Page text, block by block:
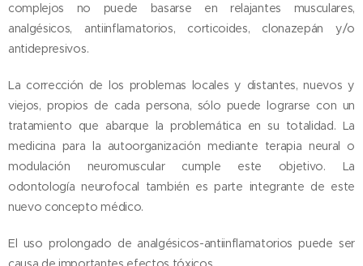
complejos no puede basarse en relajantes musculares,
analgésicos, antiinflamatorios, corticoides, clonazepán y/o
antidepresivos.
La corrección de los problemas locales y distantes, nuevos y
viejos, propios de cada persona, sólo puede lograrse con un
tratamiento que abarque la problemática en su totalidad. La
medicina para la autoorganización mediante terapia neural o
modulación neuromuscular cumple este objetivo. La
odontología neurofocal también es parte integrante de este
nuevo concepto médico.
El uso prolongado de analgésicos-antiinflamatorios puede ser